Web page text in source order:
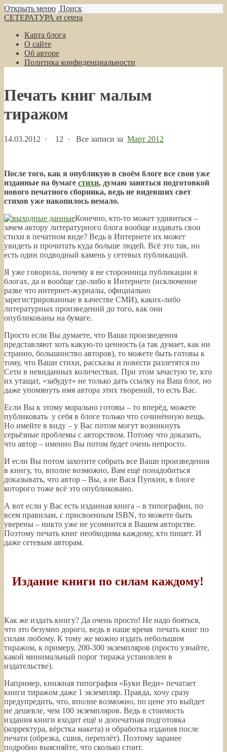
Открыть меню Поиск
СЕТЕРАТУРА et cetera
Карта блога
О сайте
Об авторе
Политика конфиденциальности
Печать книг малым
тиражом
14.03.2012 · 12 · Все записи за Март 2012
После того, как я опубликую в своём блоге все свои уже
изданные на бумаге стихи, думаю заняться подготовкой
нового печатного сборника, ведь не видевших свет
стихов уже накопилось немало.
Конечно, кто-то может удивиться –
зачем автору литературного блога вообще издавать свои
стихи в печатном виде? Ведь в Интернете их может
увидеть и прочитать куда больше людей. Всё это так, но
есть один подводный камень у сетевых публикаций.
Я уже говорила, почему я не сторонница публикации в
блогах, да и вообще где-либо в Интернете (исключение
разве что интернет-журналы, официально
зарегистрированные в качестве СМИ), каких-либо
литературных произведений до того, как они
опубликованы на бумаге.
Просто если Вы думаете, что Ваши произведения
представляют хоть какую-то ценность (а так думает, как ни
странно, большинство авторов), то можете быть готовы к
тому, что Ваши стихи, рассказы и повести разлетятся по
Сети в невиданных количествах. При этом зачастую те, кто
их утащат, «забудут» не только дать ссылку на Ваш блог, но
даже упомянуть имя автора этих творений, то есть Вас.
Если Вы к этому морально готовы – то вперёд, можете
публиковать у себя в блоге только что сочинённую вещь.
Но имейте в виду – у Вас потом могут возникнуть
серьёзные проблемы с авторством. Потому что доказать,
что автор – именно Вы потом будет очень непросто.
И если Вы потом захотите собрать все Ваши произведения
в книгу, то, вполне возможно, Вам ещё понадобиться
доказывать, что автор – Вы, а не Вася Пупкин, в блоге
которого тоже всё это опубликовано.
А вот если у Вас есть изданная книга – в типографии, по
всем правилам, с присвоенным ISBN, то можете быть
уверены – никто уже не усомнится в Вашем авторстве.
Поэтому печать книг необходима каждому, кто пишет. И
даже сетевым авторам.
Издание книги по силам каждому!
Как же издать книгу? Да очень просто! Не надо бояться,
что это безумно дорого, ведь в наше время печать книг по
силам любому. К тому же можно издать небольшим
тиражом, к примеру, 200-300 экземпляров (просто узнайте,
какой минимальный порог тиража установлен в
издательстве).
Например, книжная типография «Буки Веди» печатает
книги тиражом даже 1 экземпляр. Правда, хочу сразу
предупредить, что, вполне возможно, по цене это выйдет
не дешевле, чем 100 экземпляров. Ведь в стоимость
издания книги входит ещё и допечатная подготовка
(корректура, вёрстка макета) и обработка издания после
печати (обрезка, сшив, переплёт). Поэтому заранее
подробно выясняйте, что сколько стоит.